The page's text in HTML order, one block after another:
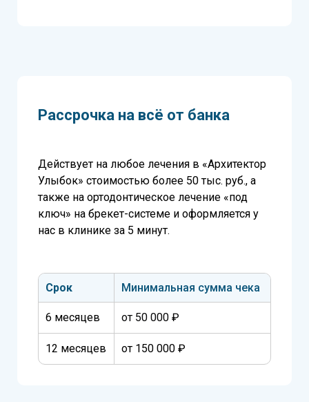
Рассрочка на всё от банка
Действует на любое лечения в «Архитектор
Улыбок» стоимостью более 50 тыс. руб., а
также на ортодонтическое лечение «под
ключ» на брекет-системе и оформляется у
нас в клинике за 5 минут.
Срок Минимальная сумма чека
6 месяцев от 50 000 ₽
12 месяцев от 150 000 ₽